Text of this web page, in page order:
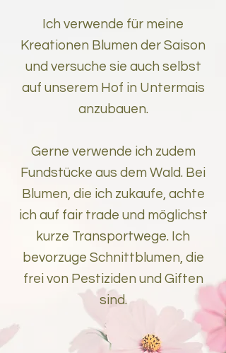
Ich verwende für meine
Kreationen Blumen der Saison
und versuche sie auch selbst
auf unserem Hof in Untermais
anzubauen.
Gerne verwende ich zudem
Fundstücke aus dem Wald. Bei
Blumen, die ich zukaufe, achte
ich auf fair trade und möglichst
kurze Transportwege. Ich
bevorzuge Schnittblumen, die
frei von Pestiziden und Giften
sind.